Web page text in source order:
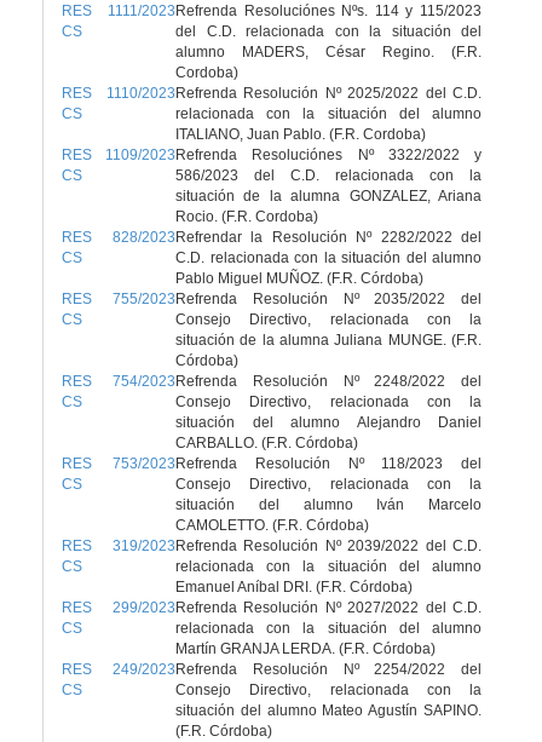
RES 1111/2023
CS
Refrenda Resoluciónes Nºs. 114 y 115/2023
del C.D. relacionada con la situación del
alumno MADERS, César Regino. (F.R.
Cordoba)
RES 1110/2023
CS
Refrenda Resolución Nº 2025/2022 del C.D.
relacionada con la situación del alumno
ITALIANO, Juan Pablo. (F.R. Cordoba)
RES 1109/2023
CS
Refrenda Resoluciónes Nº 3322/2022 y
586/2023 del C.D. relacionada con la
situación de la alumna GONZALEZ, Ariana
Rocio. (F.R. Cordoba)
RES 828/2023
CS
Refrendar la Resolución Nº 2282/2022 del
C.D. relacionada con la situación del alumno
Pablo Miguel MUÑOZ. (F.R. Córdoba)
RES 755/2023
CS
Refrenda Resolución Nº 2035/2022 del
Consejo Directivo, relacionada con la
situación de la alumna Juliana MUNGE. (F.R.
Córdoba)
RES 754/2023
CS
Refrenda Resolución Nº 2248/2022 del
Consejo Directivo, relacionada con la
situación del alumno Alejandro Daniel
CARBALLO. (F.R. Córdoba)
RES 753/2023
CS
Refrenda Resolución Nº 118/2023 del
Consejo Directivo, relacionada con la
situación del alumno Iván Marcelo
CAMOLETTO. (F.R. Córdoba)
RES 319/2023
CS
Refrenda Resolución Nº 2039/2022 del C.D.
relacionada con la situación del alumno
Emanuel Aníbal DRI. (F.R. Córdoba)
RES 299/2023
CS
Refrenda Resolución Nº 2027/2022 del C.D.
relacionada con la situación del alumno
Martín GRANJA LERDA. (F.R. Córdoba)
RES 249/2023
CS
Refrenda Resolución Nº 2254/2022 del
Consejo Directivo, relacionada con la
situación del alumno Mateo Agustín SAPINO.
(F.R. Córdoba)